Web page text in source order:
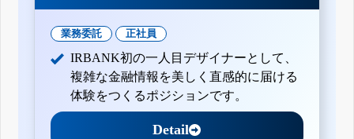
業務委託 正社員
IRBANK初の一人目デザイナーとして、
複雑な金融情報を美しく直感的に届ける
体験をつくるポジションです。
Detail